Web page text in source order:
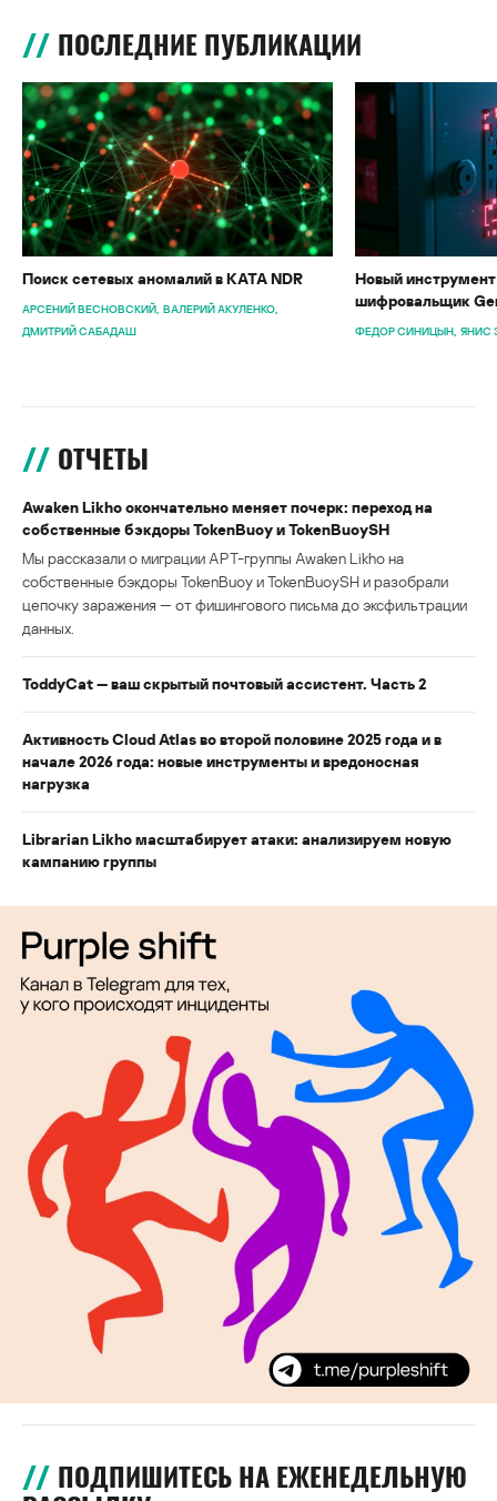
ПОСЛЕДНИЕ ПУБЛИКАЦИИ
Поиск сетевых аномалий в KATA NDR
АРСЕНИЙ ВЕСНОВСКИЙ ВАЛЕРИЙ АКУЛЕНКО
ДМИТРИЙ САБАДАШ
Новый
шифровальщик
ФЕДОР СИНИЦЫН ЯНИС
ОТЧЕТЫ
Awaken Likho окончательно меняет почерк: переход на
собственные бэкдоры TokenBuoy и TokenBuoySH
Мы рассказали о миграции APT-группы Awaken Likho на
собственные бэкдоры TokenBuoy и TokenBuoySH и разобрали
цепочку заражения — от фишингового письма до эксфильтрации
данных.
ToddyCat — ваш скрытый почтовый ассистент. Часть 2
Активность Cloud Atlas во второй половине 2025 года и в
начале 2026 года: новые инструменты и вредоносная
нагрузка
Librarian Likho масштабирует атаки: анализируем новую
кампанию группы
ПОДПИШИТЕСЬ НА ЕЖЕНЕДЕЛЬНУЮ